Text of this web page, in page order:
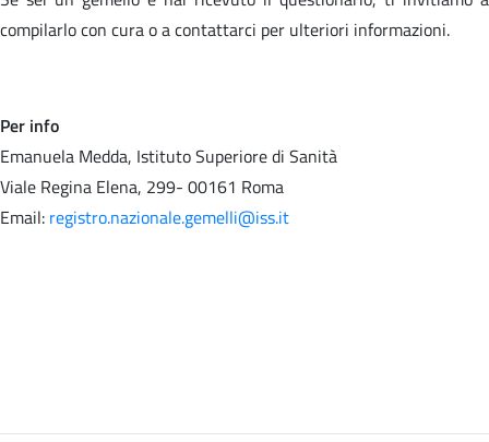
compilarlo con cura o a contattarci per ulteriori informazioni.
Per info
Emanuela Medda, Istituto Superiore di Sanità
Viale Regina Elena, 299- 00161 Roma
Email: registro.nazionale.gemelli@iss.it